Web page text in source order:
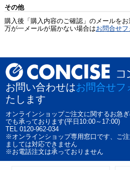
その他
購入後「購入内容のご確認」のメールをお
万が一メールが届かない場合はお問合せフ
お問い合わせはお問合せフ
たします
オンラインショップご注文に関するお急
でも承っております(平日10:00～17:00)
TEL 0120-962-034
※オンラインショップ専用窓口です、ご
ましては対応できません
※お電話注文は承っておりません